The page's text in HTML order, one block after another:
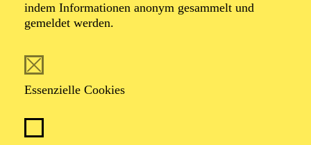
indem Informationen anonym gesammelt und
gemeldet werden.
Essenzielle Cookies